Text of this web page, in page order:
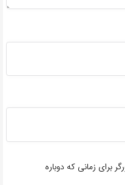
برای زمانی که دوباره